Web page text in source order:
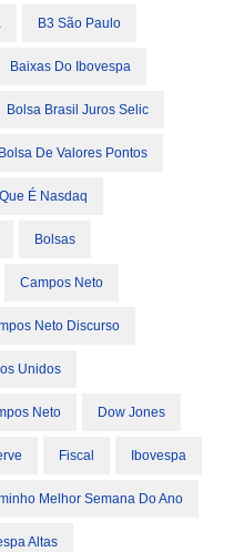
B3 São Paulo
Baixas Do Ibovespa
Bolsa Brasil Juros Selic
Bolsa De Valores Pontos
É Nasdaq
Bolsas
Campos Neto
Neto Discurso
Unidos
Neto Dow Jones
Fiscal Ibovespa
Melhor Semana Do Ano
Altas